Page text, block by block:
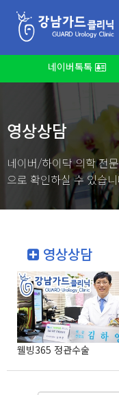
네이버톡톡
영상상담
네이버/하이닥 의학 전
으로 확인하실 수 있습
영상상담
웰빙365 정관수술